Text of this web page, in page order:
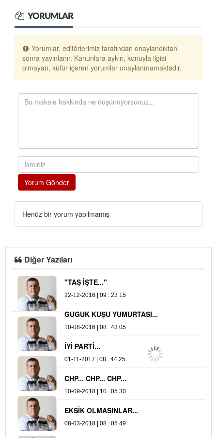
YORUMLAR
Yorumlar, editörlerimiz tarafından onaylandıktan
sonra yayınlanır. Kanunlara aykırı, konuyla ilgisi
olmayan, küfür içeren yorumlar onaylanmamaktadır.
Yorum Gönder
Henüz bir yorum yapılmamış
Diğer Yazıları
"TAŞ İŞTE..."
22-12-2016 | 09 : 23 15
GUGUK KUŞU YUMURTASI...
10-08-2016 | 08 : 43 05
İYİ PARTİ...
01-11-2017 | 08 : 44 25
CHP... CHP... CHP...
10-09-2018 | 10 : 05 30
EKSİK OLMASINLAR...
08-03-2018 | 08 : 05 49